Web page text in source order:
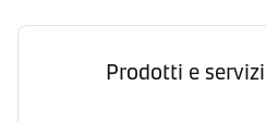
Prodotti e servizi